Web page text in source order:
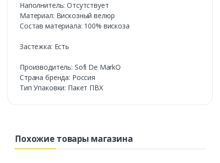
Наполнитель: Отсутствует
Материал: Вискозный велюр
Состав материала: 100% вискоза
Застежка: Есть
Производитель: Sofi De MarkO
Страна бренда: Россия
Тип Упаковки: Пакет ПВХ
Похожие товары магазина